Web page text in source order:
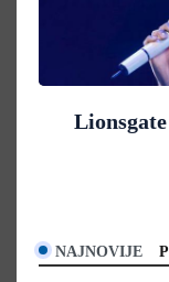
NAJNOVIJE